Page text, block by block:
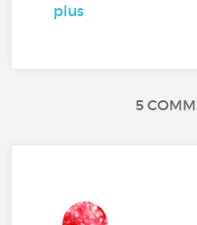
plus
5